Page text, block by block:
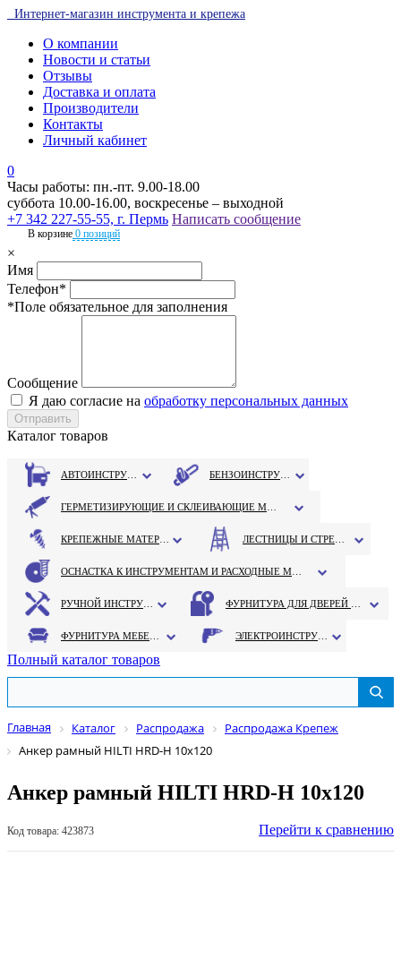
Интернет-магазин инструмента и крепежа
О компании
Новости и статьи
Отзывы
Доставка и оплата
Производители
Контакты
Личный кабинет
0
Часы работы: пн.-пт. 9.00-18.00
суббота 10.00-16.00, воскресенье – выходной
+7 342 227-55-55, г. Пермь Написать сообщение
В корзине 0 позиций
×
Имя
Телефон*
*Поле обязательное для заполнения
Сообщение
Я даю согласие на обработку персональных данных
Каталог товаров
Полный каталог товаров
Главная Каталог Распродажа
Распродажа Крепеж
Анкер рамный HILTI HRD-H 10х120
Анкер рамный HILTI HRD-H 10х120
Код товара: 423873 Перейти к сравнению